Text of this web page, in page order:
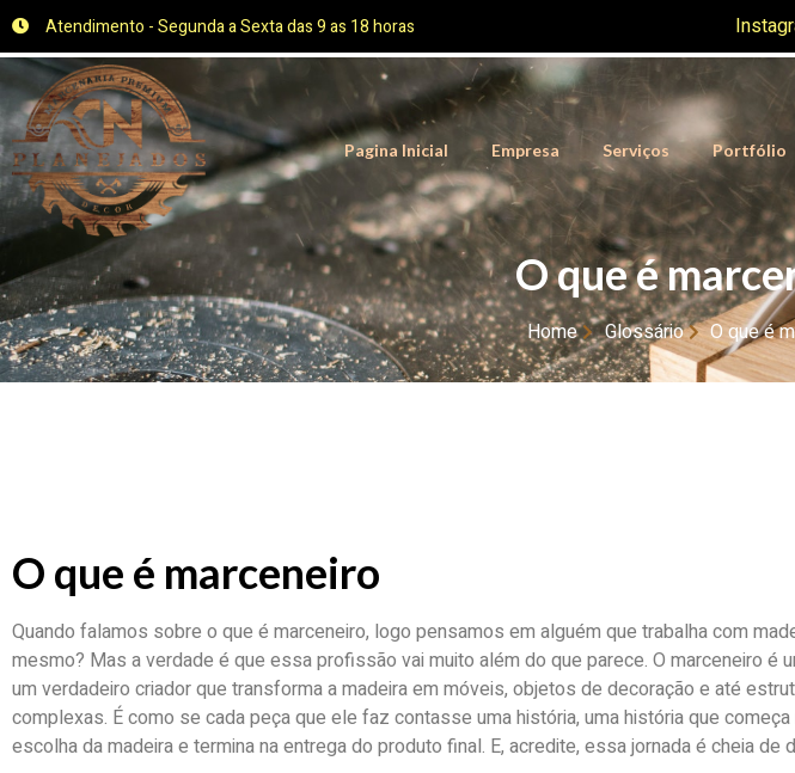
Atendimento - Segunda a Sexta das 9 as 18 horas
Pagina Inicial Empresa Serviços Portfólio
O que é
Home Glossário O que é
O que é marceneiro
Quando falamos sobre o que é marceneiro, logo pensamos em alguém que trabalha com
mesmo? Mas a verdade é que essa profissão vai muito além do que parece. O marceneiro é
um verdadeiro criador que transforma a madeira em móveis, objetos de decoração e até
complexas. É como se cada peça que ele faz contasse uma história, uma história que começa
escolha da madeira e termina na entrega do produto final. E, acredite, essa jornada é cheia de